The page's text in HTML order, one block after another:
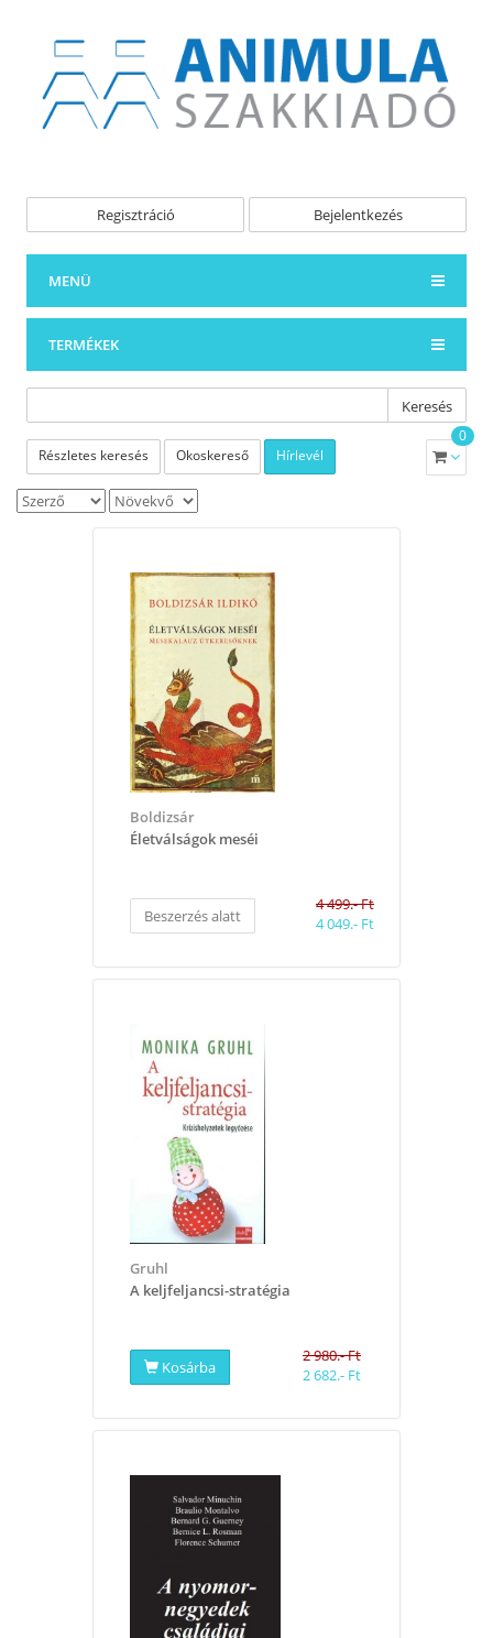
Regisztráció Bejelentkezés
MENÜ
TERMÉKEK
Keresés
Részletes keresés Okoskereső Hírlevél
0
Boldizsár
Életválságok meséi
Beszerzés alatt
4 499.- Ft
4 049.- Ft
Gruhl
A keljfeljancsi-stratégia
Kosárba
2 980.- Ft
2 682.- Ft